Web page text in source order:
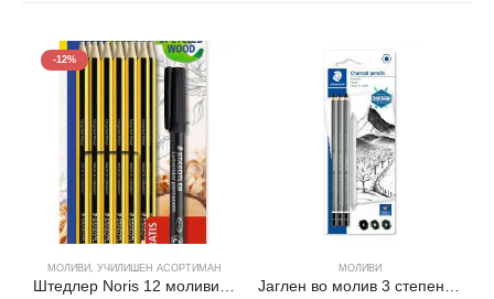
-12%
МОЛИВИ , УЧИЛИШЕН АСОРТИМАН
Штедлер Noris 12 моливи + подарок маркер
МОЛИВИ
Јаглен во молив 3 степени+блендер